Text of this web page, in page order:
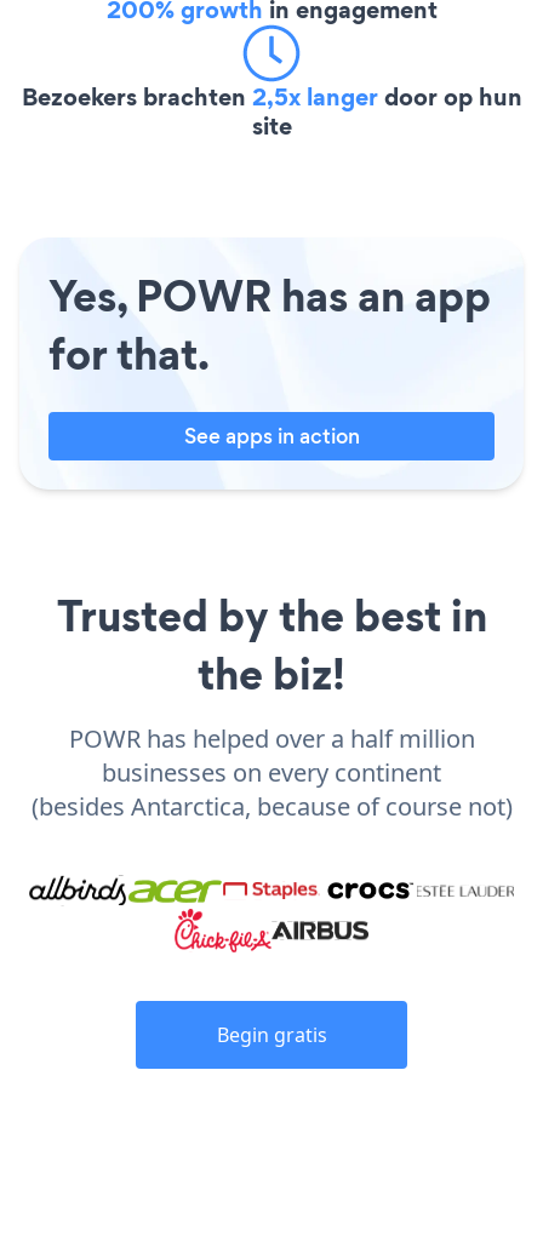
200% growth in engagement
Bezoekers brachten 2,5x langerdoor op hun
site
Yes, POWR has an app
for that.
See apps in action
Trusted by the best in
the biz!
POWR has helped over a half million
businesses on every continent
(besides Antarctica, because of course not)
Begin gratis